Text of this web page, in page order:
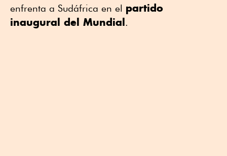
enfrenta a Sudáfrica en el partido
inaugural del Mundial .